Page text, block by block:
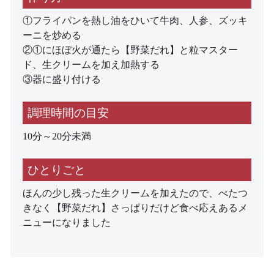
①フライパンを熱し油をひいて牛肉、人参、ズッキ
ーニを炒める
②①にほぼ火が通たら【野菜だれ】と粒マスター
ド、生クリームを加え加熱する
③器に盛り付ける
調理時間の目安
10分～20分未満
ひとりごと
ほんの少し残った生クリームを加えたので、べたつ
きなく【野菜だれ】さっぱりだけど食べ応えあるメ
ニューになりました